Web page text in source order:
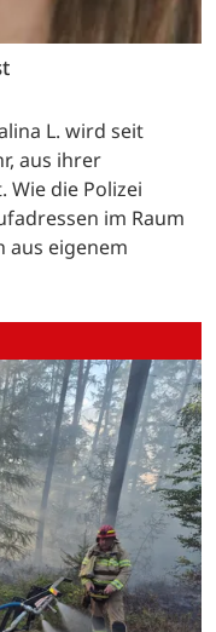
L. wird seit
aus ihrer
die Polizei
im Raum
aus eigenem